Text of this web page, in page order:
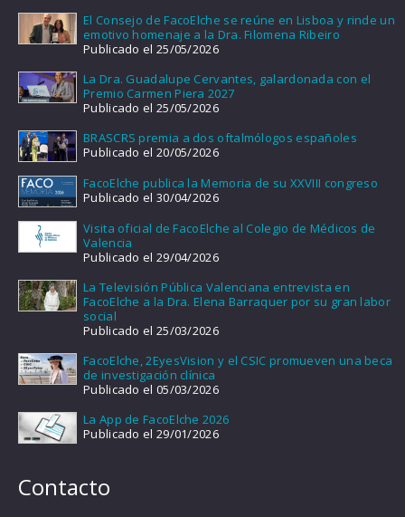
El Consejo de FacoElche se reúne en Lisboa y rinde un
emotivo homenaje a la Dra. Filomena Ribeiro
Publicado el 25/05/2026
La Dra. Guadalupe Cervantes, galardonada con el
Premio Carmen Piera 2027
Publicado el 25/05/2026
BRASCRS premia a dos oftalmólogos españoles
Publicado el 20/05/2026
FacoElche publica la Memoria de su XXVIII congreso
Publicado el 30/04/2026
Visita oficial de FacoElche al Colegio de Médicos de
Valencia
Publicado el 29/04/2026
La Televisión Pública Valenciana entrevista en
FacoElche a la Dra. Elena Barraquer por su gran labor
social
Publicado el 25/03/2026
FacoElche, 2EyesVision y el CSIC promueven una beca
de investigación clínica
Publicado el 05/03/2026
La App de FacoElche 2026
Publicado el 29/01/2026
Contacto